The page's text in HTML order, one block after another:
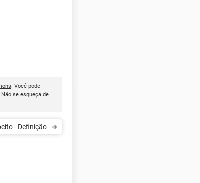
. Você pode
se esqueça de
Astrócito - Definição